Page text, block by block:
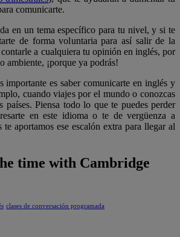
comunicarte.
en un tema específico para tu nivel, y si te
de forma voluntaria para así salir de la
contarle a cualquiera tu opinión en inglés, por
ambiente, ¡porque ya podrás!
es saber comunicarte en inglés y
cuando viajes por el mundo o conozcas
países. Piensa todo lo que te puedes perder
en este idioma o te de vergüenza a
te aportamos ese escalón extra para llegar al
time with Cambridge
clases de conversación programada